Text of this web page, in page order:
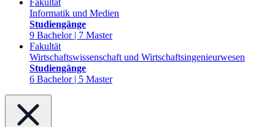
Fakultät
Informatik und Medien
Studiengänge
9 Bachelor | 7 Master
Fakultät
Wirtschaftswissenschaft und Wirtschaftsingenieurwesen
Studiengänge
6 Bachelor | 5 Master